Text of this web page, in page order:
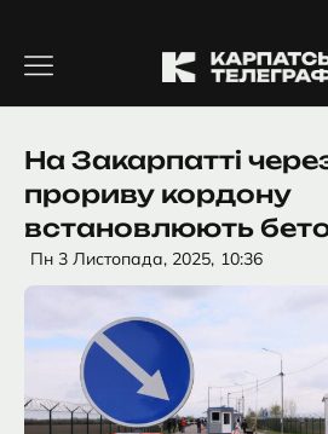
вмісту
На Закарпатті
прориву кордону
встановлюють
Пн 3 Листопада, 2025, 10:36